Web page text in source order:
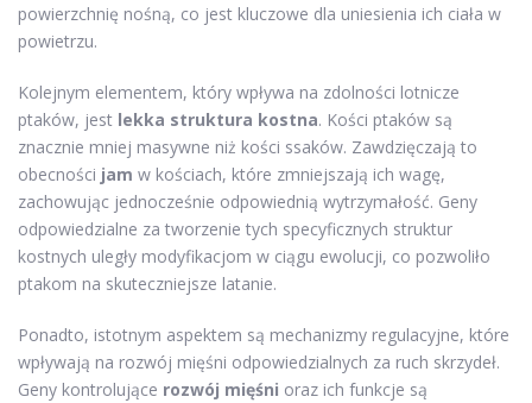
powierzchnię nośną, co jest kluczowe dla uniesienia ich ciała w
powietrzu.
Kolejnym elementem, który wpływa na zdolności lotnicze
ptaków, jest lekka struktura kostna. Kości ptaków są
znacznie mniej masywne niż kości ssaków. Zawdzięczają to
obecności jam w kościach, które zmniejszają ich wagę,
zachowując jednocześnie odpowiednią wytrzymałość. Geny
odpowiedzialne za tworzenie tych specyficznych struktur
kostnych uległy modyfikacjom w ciągu ewolucji, co pozwoliło
ptakom na skuteczniejsze latanie.
Ponadto, istotnym aspektem są mechanizmy regulacyjne, które
wpływają na rozwój mięśni odpowiedzialnych za ruch skrzydeł.
Geny kontrolujące rozwój mięśni oraz ich funkcje są